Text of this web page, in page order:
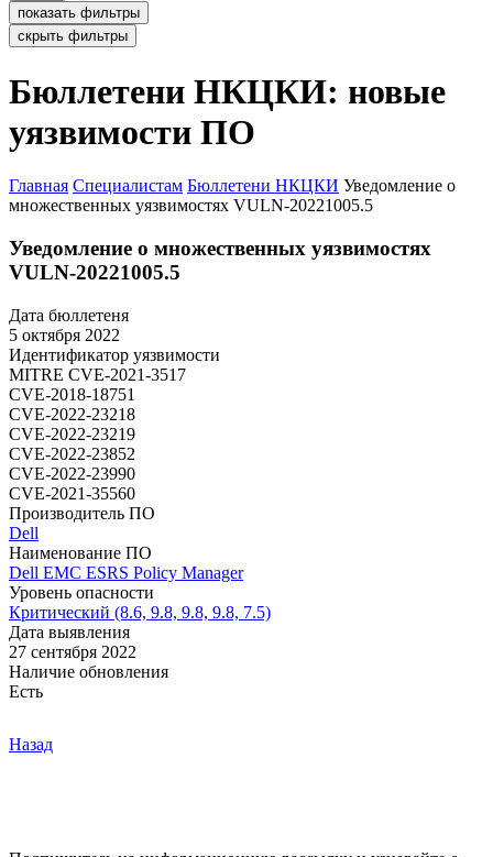
показать фильтры
скрыть фильтры
Бюллетени НКЦКИ: новые
уязвимости ПО
Главная Специалистам Бюллетени НКЦКИ Уведомление о
множественных уязвимостях VULN-20221005.5
Уведомление о множественных уязвимостях
VULN-20221005.5
Дата бюллетеня
5 октября 2022
Идентификатор уязвимости
MITRE CVE-2021-3517
CVE-2018-18751
CVE-2022-23218
CVE-2022-23219
CVE-2022-23852
CVE-2022-23990
CVE-2021-35560
Производитель ПО
Dell
Наименование ПО
Dell EMC ESRS Policy Manager
Уровень опасности
Критический (8.6, 9.8, 9.8, 9.8, 7.5)
Дата выявления
27 сентября 2022
Наличие обновления
Есть
Назад